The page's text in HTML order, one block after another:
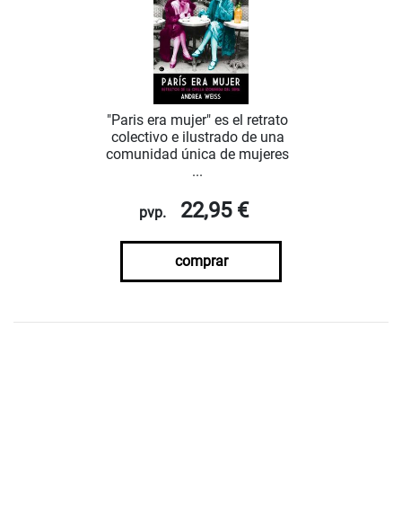
"Paris era mujer" es el retrato
colectivo e ilustrado de una
comunidad única de mujeres
...
pvp. 22,95 €
comprar